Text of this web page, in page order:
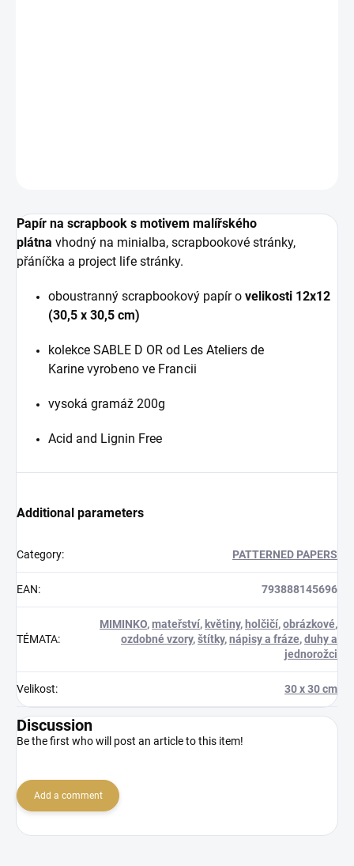
Papír na scrapbook s motivem malířského
plátna vhodný na minialba, scrapbookové stránky,
přáníčka a project life stránky.
oboustranný scrapbookový papír o velikosti 12x12
(30,5 x 30,5 cm)
kolekce SABLE D OR od Les Ateliers de
Karine vyrobeno ve Francii
vysoká gramáž 200g
Acid and Lignin Free
Additional parameters
Category: PATTERNED PAPERS
EAN: 793888145696
TÉMATA:
MIMINKO,mateřství, květiny, holčičí,obrázkové,
ozdobné vzory,štítky,nápisy a fráze,duhy a
jednorožci
Velikost: 30 x 30 cm
Discussion
Be the first who will post an article to this item!
Add a comment